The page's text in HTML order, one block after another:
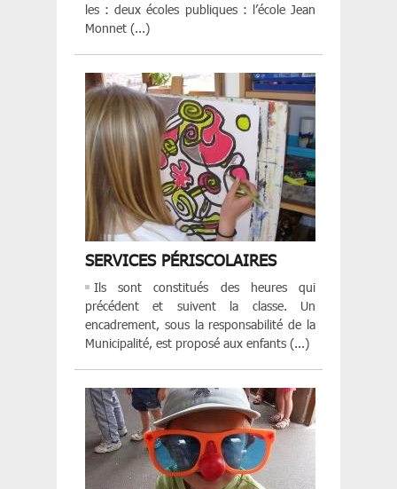
les : deux écoles publiques : l’école Jean
Monnet (...)
SERVICES PÉRISCOLAIRES
Ils sont constitués des heures qui
précédent et suivent la classe. Un
encadrement, sous la responsabilité de la
Municipalité, est proposé aux enfants (...)